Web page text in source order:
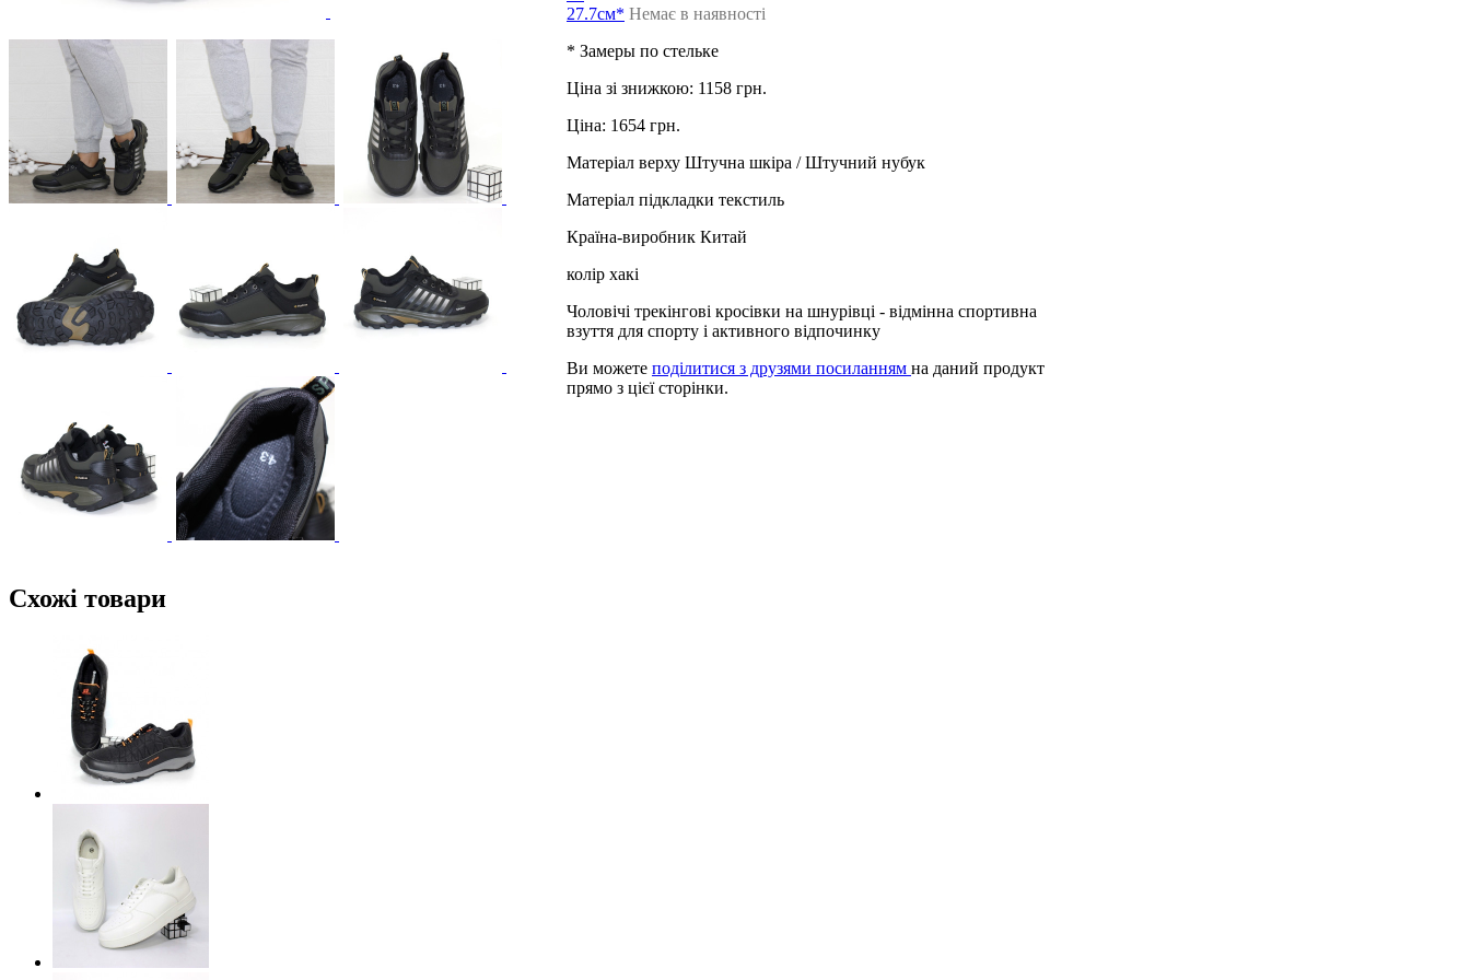
27.7см* Немає в наявності
* Замеры по стельке
Ціна зі знижкою: 1158 грн.
Ціна: 1654 грн.
Матеріал верху Штучна шкіра / Штучний нубук
Матеріал підкладки текстиль
Країна-виробник Китай
колір хакі
Чоловічі трекінгові кросівки на шнурівці - відмінна спортивна
взуття для спорту і активного відпочинку
Ви можете поділитися з друзями посиланням на даний продукт
прямо з цієї сторінки.
Схожі товари